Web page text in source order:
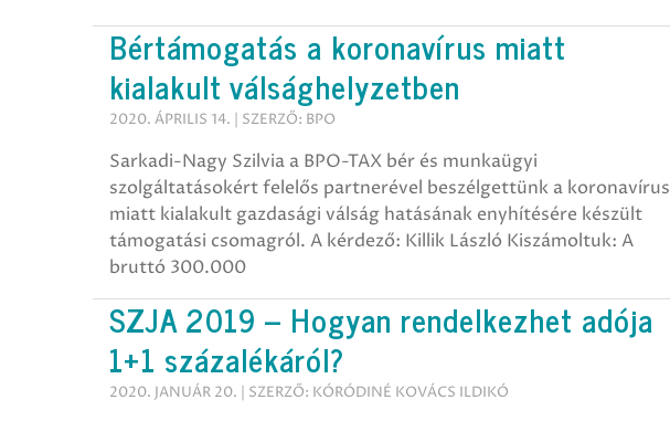
Bértámogatás a koronavírus miatt
kialakult válsághelyzetben
2020. ÁPRILIS 14. | SZERZŐ: BPO
Sarkadi-Nagy Szilvia a BPO-TAX bér és munkaügyi
szolgáltatásokért felelős partnerével beszélgettünk a koronavírus
miatt kialakult gazdasági válság hatásának enyhítésére készült
támogatási csomagról. A kérdező: Killik László Kiszámoltuk: A
bruttó 300.000
SZJA 2019 – Hogyan rendelkezhet adója
1+1 százalékáról?
2020. JANUÁR 20. | SZERZŐ: KÓRÓDINÉ KOVÁCS ILDIKÓ